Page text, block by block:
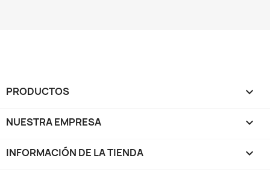
PRODUCTOS 
NUESTRA EMPRESA 
INFORMACIÓN DE LA TIENDA keyboard_arrow_down